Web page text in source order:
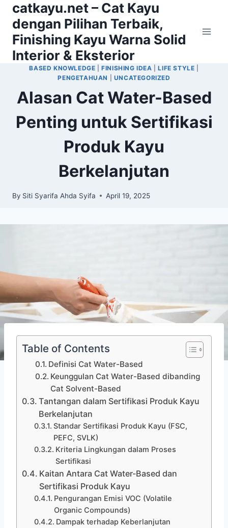
Skip
content
catkayu.net – Cat Kayu
dengan Pilihan Terbaik,
Finishing Kayu Warna Solid
Interior & Eksterior
BASED KNOWLEDGE |FINISHING IDEA |LIFE STYLE
PENGETAHUAN
UNCATEGORIZED
Alasan Cat Water-Based
Penting untuk Sertifikasi
Produk Kayu
Berkelanjutan
By Siti Syarifa Ahda Syifa April 19, 2025
Table of Contents
Definisi Cat Water-Based
Keunggulan Cat Water-Based dibanding
Cat Solvent-Based
Tantangan dalam Sertifikasi Produk Kayu
Berkelanjutan
Standar Sertifikasi Produk Kayu (FSC,
PEFC, SVLK)
Kriteria Lingkungan dalam Proses
Sertifikasi
Kaitan Antara Cat Water-Based dan
Sertifikasi Produk Kayu
Pengurangan Emisi VOC (Volatile
Organic Compounds)
Dampak terhadap Keberlanjutan